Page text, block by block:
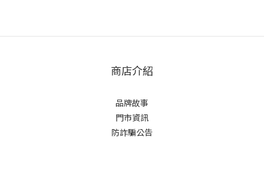
商店介紹
品牌故事
門市資訊
防詐騙公告